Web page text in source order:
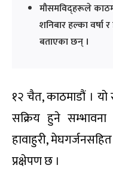
मौसमविद्हरूले
शनिबार हल्का वर्षा
बताएका छन् ।
१२ चैत, काठमाडौं । यो
सक्रिय हुने
हावाहुरी,
प्रक्षेपण छ ।